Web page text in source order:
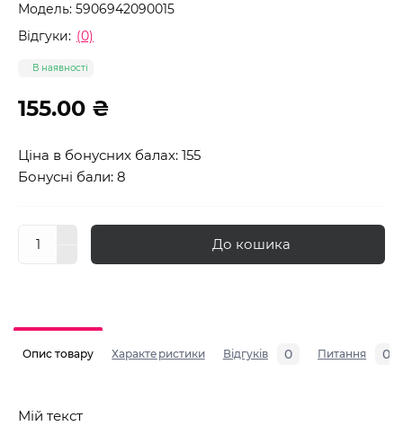
Модель: 5906942090015
Відгуки: (0)
В наявності
155.00 ₴
Ціна в бонусних балах: 155
Бонусні бали: 8
До кошика
Опис товару Характеристики Відгуків 0 Питання 0
Мій текст